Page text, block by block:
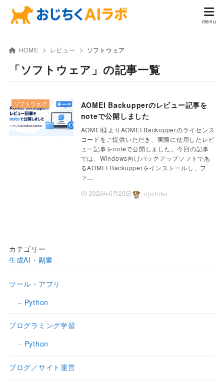
HOME レビュー ソフトウェア
「ソフトウェア」の記事一覧
AOMEI Backupperのレビュー記事を
noteで公開しました
AOMEI様よりAOMEI Backupperのライセンス
コードをご提供いただき、実際に使用したレビ
ュー記事をnoteで公開しました。今回の記事
では、Windows向けバックアップソフトであ
るAOMEI Backupperをインストールし、フ
ァ…
2026年6月20日
ソフトウェア
ojichiku
カテゴリー
生成AI・副業
ツール・アプリ
Python
プログラミング学習
Python
ブログ／サイト運営